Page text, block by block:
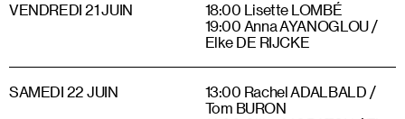
VENDREDI 21 JUIN
18:00 Lisette LOMBÉ
19:00 Anna AYANOGLOU /
Elke DE RIJCKE
SAMEDI 22 JUIN
13:00 Rachel ADALBALD /
Tom BURON